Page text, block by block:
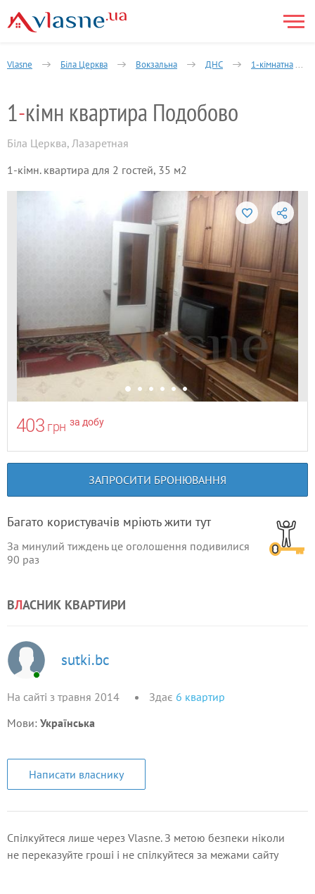
Vlasne Біла Церква Вокзальна ДНС 1-кімнатна
1-кімн квартира Подобово
Біла Церква, Лазаретная
1-кімн. квартира для 2 гостей, 35 м2
403 грн за добу
ЗАПРОСИТИ БРОНЮВАННЯ
Багато користувачів мріють жити тут
За минулий тиждень це оголошення подивилися
90 раз
ВЛАСНИК КВАРТИРИ
sutki.bc
На сайті з травня 2014 Здає 6 квартир
Мови: Українська
Написати власнику
Спілкуйтеся лише через Vlasne. З метою безпеки ніколи
не переказуйте гроші і не спілкуйтеся за межами сайту